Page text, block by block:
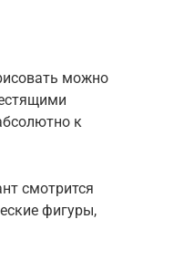
можно
к
смотрится
фигуры,